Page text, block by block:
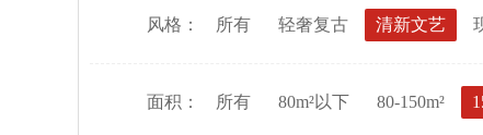
风格： 所有 轻奢复古 清新文艺
面积： 所有 80m²以下 80-150m²